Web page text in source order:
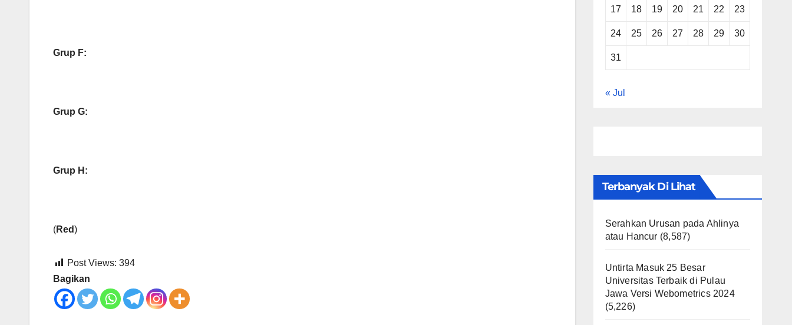
Grup F:
Grup G:
Grup H:
(Red)
Post Views: 394
Bagikan
17 18 19 20 21 22 23
24 25 26 27 28 29 30
31
« Jul
Terbanyak Di Lihat
Serahkan Urusan pada Ahlinya
atau Hancur (8,587)
Untirta Masuk 25 Besar
Universitas Terbaik di Pulau
Jawa Versi Webometrics 2024
(5,226)